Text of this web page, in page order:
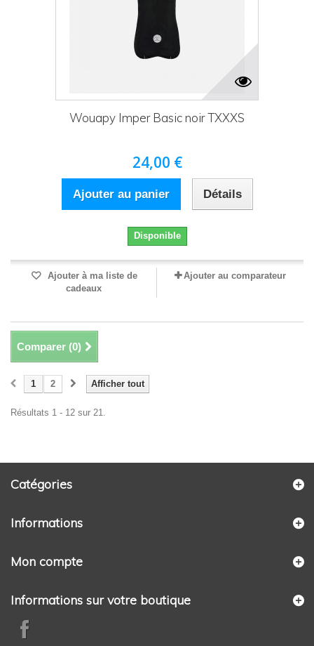
Wouapy Imper Basic noir TXXXS
24,00 €
Ajouter au panier Détails
Disponible
Ajouter à ma liste de
cadeaux
Ajouter au comparateur
Comparer (0)
Afficher tout
1 2
Résultats 1 - 12 sur 21.
Catégories
Informations
Mon compte
Informations sur votre boutique